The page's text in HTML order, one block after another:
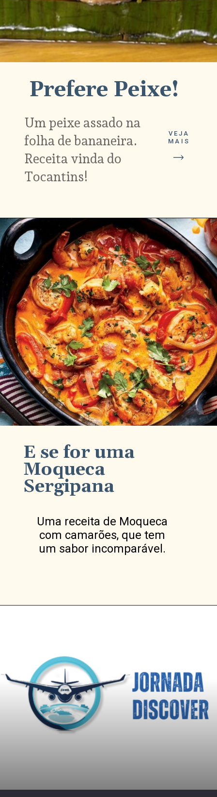
Um peixe assado na
folha de bananeira.
Receita vinda do
Tocantins!
VEJA
MAIS
Prefere Peixe!
E se for uma
Moqueca
Sergipana
Uma receita de Moqueca
com camarões, que tem
um sabor incomparável.